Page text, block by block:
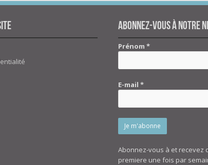
Abonnez-vous à notre
Prénom*
E-mail*
Abonnez-vous à et recevez
premiere une fois par